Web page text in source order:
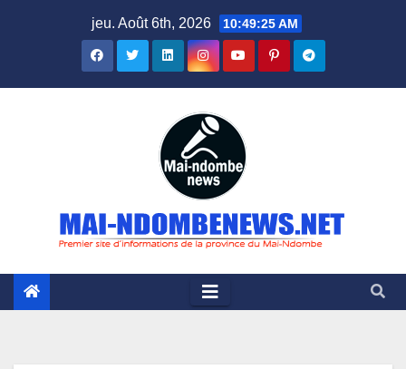
jeu. Août 6th, 2026 10:49:26 AM